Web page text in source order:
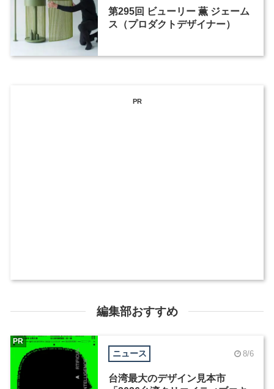
第295回 ビューリー 薫 ジェーム
ス（プロダクトデザイナー）
PR
編集部おすすめ
ニュース 8/6
台湾最大のデザイン見本市
PR